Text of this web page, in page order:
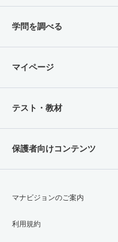
学問を調べる
マイページ
テスト・教材
保護者向けコンテンツ
マナビジョンのご案内
利用規約